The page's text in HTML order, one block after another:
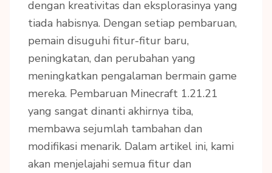
dengan kreativitas dan eksplorasinya yang
tiada habisnya. Dengan setiap pembaruan,
pemain disuguhi fitur-fitur baru,
peningkatan, dan perubahan yang
meningkatkan pengalaman bermain game
mereka. Pembaruan Minecraft 1.21.21
yang sangat dinanti akhirnya tiba,
membawa sejumlah tambahan dan
modifikasi menarik. Dalam artikel ini, kami
akan menjelajahi semua fitur dan